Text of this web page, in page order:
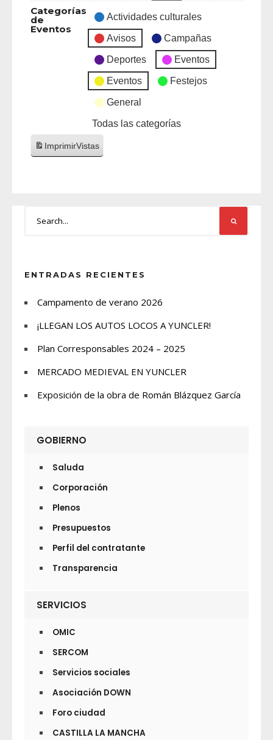
Categorías
de
Eventos
Actividades culturales
Avisos Campañas
Deportes Eventos
Eventos Festejos
General
Todas las categorías
ImprimirVistas
ENTRADAS RECIENTES
Campamento de verano 2026
¡LLEGAN LOS AUTOS LOCOS A YUNCLER!
Plan Corresponsables 2024 – 2025
MERCADO MEDIEVAL EN YUNCLER
Exposición de la obra de Román Blázquez García
GOBIERNO
Saluda
Corporación
Plenos
Presupuestos
Perfil del contratante
Transparencia
SERVICIOS
OMIC
SERCOM
Servicios sociales
Asociación DOWN
Foro ciudad
CASTILLA LA MANCHA